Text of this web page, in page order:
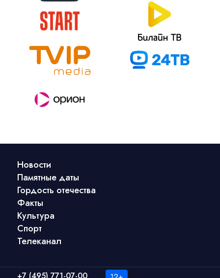
Новости
Памятные даты
Гордость отечества
Факты
Культура
Спорт
Телеканал
+7 (495) 771-07-00